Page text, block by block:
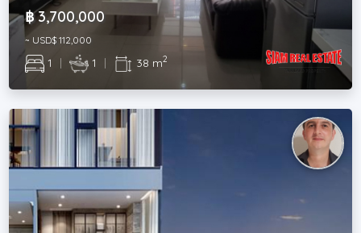
฿ 3,700,000
~ USD$ 112,000
1 | 1 | 38 m2